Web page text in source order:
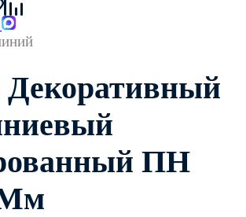
Декоративный
ПН